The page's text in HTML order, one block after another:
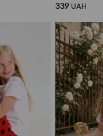
339 UAH